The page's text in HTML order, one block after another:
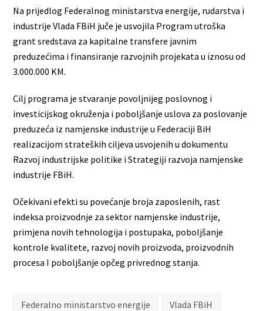
Na prijedlog Federalnog ministarstva energije, rudarstva i
industrije Vlada FBiH juče je usvojila Program utroška
grant sredstava za kapitalne transfere javnim
preduzećima i finansiranje razvojnih projekata u iznosu od
3.000.000 KM.
Cilj programa je stvaranje povoljnijeg poslovnog i
investicijskog okruženja i poboljšanje uslova za poslovanje
preduzeća iz namjenske industrije u Federaciji BiH
realizacijom strateških ciljeva usvojenih u dokumentu
Razvoj industrijske politike i Strategiji razvoja namjenske
industrije FBiH.
Očekivani efekti su povećanje broja zaposlenih, rast
indeksa proizvodnje za sektor namjenske industrije,
primjena novih tehnologija i postupaka, poboljšanje
kontrole kvalitete, razvoj novih proizvoda, proizvodnih
procesa I poboljšanje opčeg privrednog stanja.
Federalno ministarstvo energije Vlada FBiH